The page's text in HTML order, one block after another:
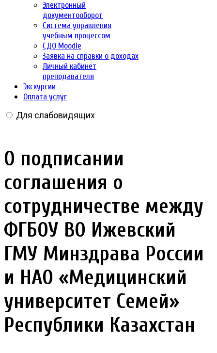
Электронный
документооборот
Система управления
учебным процессом
СДО Moodle
Заявка на справки о доходах
Личный кабинет
преподавателя
Экскурсии
Оплата услуг
Для слабовидящих
О подписании
соглашения о
сотрудничестве между
ФГБОУ ВО Ижевский
ГМУ Минздрава России
и НАО «Медицинский
университет Семей»
Республики Казахстан